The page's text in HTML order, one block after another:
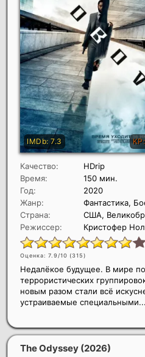
Качество:
HDrip
Время:
150 мин.
Год:
2020
Жанр:
Фантастика,
Страна:
США,
Режиссер:
Кристофер
Оценка: 7.9/10 (315)
Недалёкое будущее. В мире
террористических
новым разом стали всё
устраиваемые специальными...
The Odyssey (2026)